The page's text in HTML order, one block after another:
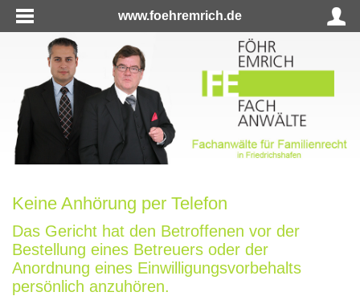
www.foehremrich.de
Keine Anhörung per Telefon
Das Gericht hat den Betroffenen vor der
Bestellung eines Betreuers oder der
Anordnung eines Einwilligungsvorbehalts
persönlich anzuhören.